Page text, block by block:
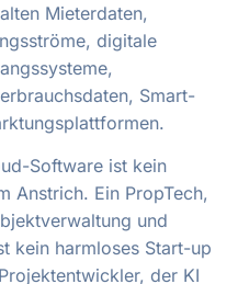
Mieterdaten,
digitale
Smart-
Software ist kein
Anstrich. Ein PropTech,
und
kein harmloses Start-up
der KI